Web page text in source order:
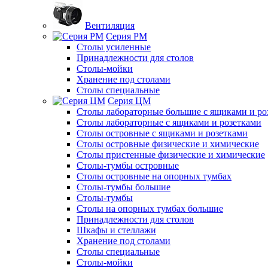
Вентиляция
Серия РМ
Столы усиленные
Принадлежности для столов
Столы-мойки
Хранение под столами
Столы специальные
Серия ЦМ
Столы лабораторные большие с ящиками и
Столы лабораторные с ящиками и розетками
Столы островные с ящиками и розетками
Столы островные физические и химические
Столы пристенные физические и химические
Столы-тумбы островные
Столы островные на опорных тумбах
Столы-тумбы большие
Столы-тумбы
Столы на опорных тумбах большие
Принадлежности для столов
Шкафы и стеллажи
Хранение под столами
Столы специальные
Столы-мойки